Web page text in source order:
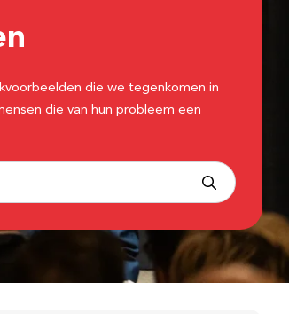
die we tegenkomen in
die van hun probleem een